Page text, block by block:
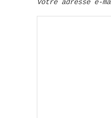
Votre adresse e-